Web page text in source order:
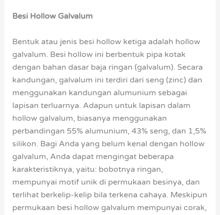
Besi Hollow Galvalum
Bentuk atau jenis besi hollow ketiga adalah hollow
galvalum. Besi hollow ini berbentuk pipa kotak
dengan bahan dasar baja ringan (galvalum). Secara
kandungan, galvalum ini terdiri dari seng (zinc) dan
menggunakan kandungan alumunium sebagai
lapisan terluarnya. Adapun untuk lapisan dalam
hollow galvalum, biasanya menggunakan
perbandingan 55% alumunium, 43% seng, dan 1,5%
silikon. Bagi Anda yang belum kenal dengan hollow
galvalum, Anda dapat mengingat beberapa
karakteristiknya, yaitu: bobotnya ringan,
mempunyai motif unik di permukaan besinya, dan
terlihat berkelip-kelip bila terkena cahaya. Meskipun
permukaan besi hollow galvalum mempunyai corak,